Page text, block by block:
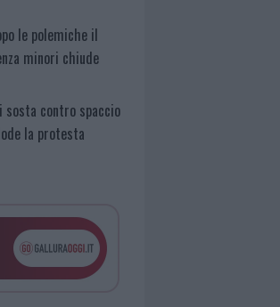
le polemiche il
minori chiude
sosta contro spaccio
la protesta